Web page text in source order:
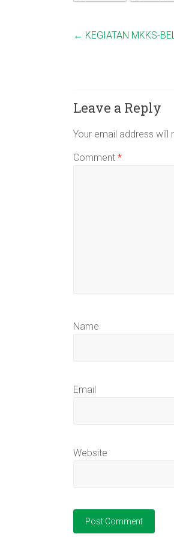
← KEGIATAN MKKS-
Leave a Reply
Your email address will
Comment *
Name
Email
Website